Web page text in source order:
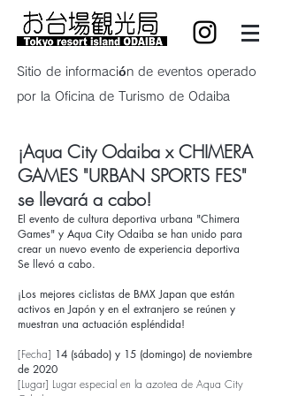
Sitio de información de eventos operado
por la Oficina de Turismo de Odaiba
¡Aqua City Odaiba x CHIMERA
GAMES "URBAN SPORTS FES"
se llevará a cabo!
El evento de cultura deportiva urbana "Chimera
Games" y Aqua City Odaiba se han unido para
crear un nuevo evento de experiencia deportiva
Se llevó a cabo.
¡Los mejores ciclistas de BMX Japan que están
activos en Japón y en el extranjero se reúnen y
muestran una actuación espléndida!
[Fecha] 14 (sábado) y 15 (domingo) de noviembre
de 2020
[Lugar] Lugar especial en la azotea de Aqua City